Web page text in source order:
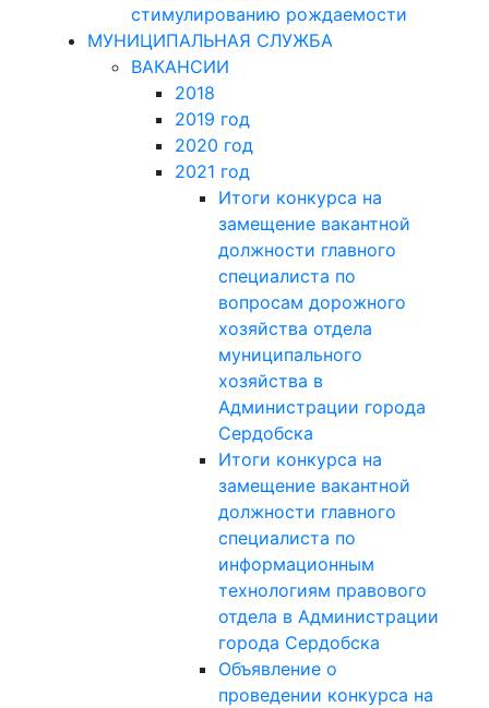
стимулированию рождаемости
МУНИЦИПАЛЬНАЯ СЛУЖБА
ВАКАНСИИ
2018
2019 год
2020 год
2021 год
Итоги конкурса на
замещение вакантной
должности главного
специалиста по
вопросам дорожного
хозяйства отдела
муниципального
хозяйства в
Администрации города
Сердобска
Итоги конкурса на
замещение вакантной
должности главного
специалиста по
информационным
технологиям правового
отдела в Администрации
города Сердобска
Объявление о
проведении конкурса на